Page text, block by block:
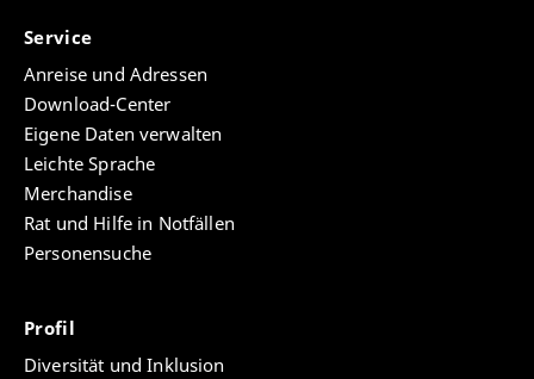
Service
Anreise und Adressen
Download-Center
Eigene Daten verwalten
Leichte Sprache
Merchandise
Rat und Hilfe in Notfällen
Personensuche
Profil
Diversität und Inklusion